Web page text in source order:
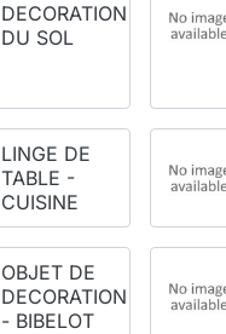
DECORATION
DU SOL
LINGE DE
TABLE -
CUISINE
OBJET DE
DECORATION
- BIBELOT